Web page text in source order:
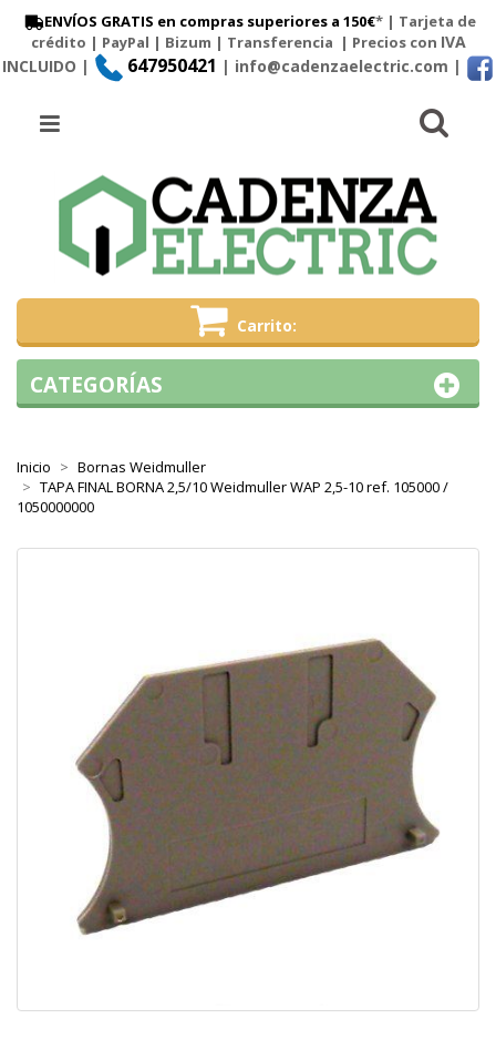
ENVÍOS GRATIS en compras superiores a 150€* | Tarjeta de
crédito | PayPal | Bizum | Transferencia | Precios con IVA
INCLUIDO |
647950421 | info@cadenzaelectric.com |
Carrito
Menú
Inicio
Bornas Weidmuller
TAPA FINAL BORNA 2,5/10 Weidmuller WAP 2,5-10 ref. 105000 /
1050000000
CATEGORÍAS